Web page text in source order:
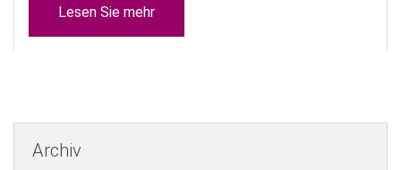
Lesen Sie mehr
Archiv